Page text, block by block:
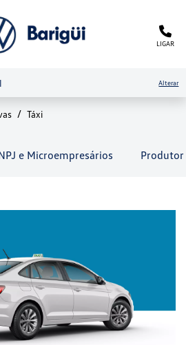
LIGAR
Alterar
Táxi
e Microempresários